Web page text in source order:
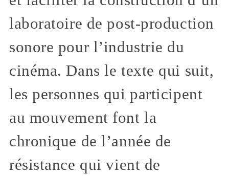
laboratoire de post-production
sonore pour l’industrie du
cinéma. Dans le texte qui suit,
les personnes qui participent
au mouvement font la
chronique de l’année de
résistance qui vient de